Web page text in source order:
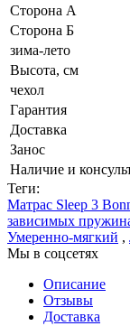
Сторона А
Сторона Б
зима-лето
Высота, см
чехол
Гарантия
Доставка
Занос
Наличие и
Теги:
Матрас Sleep 3
зависимых
Умеренно-мягкий ,
Мы в соцсетях
Описание
Отзывы
Доставка